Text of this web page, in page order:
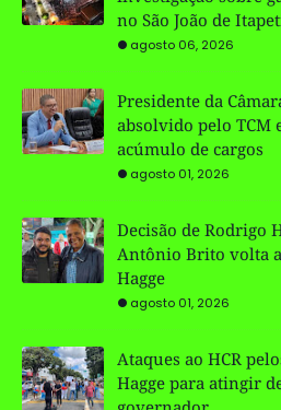
no São João de
agosto 06, 2026
Presidente da
absolvido pelo TCM
acúmulo de cargos
agosto 01, 2026
Decisão de Rodrigo
Antônio Brito volta
Hagge
agosto 01, 2026
Ataques ao HCR
Hagge para atingir